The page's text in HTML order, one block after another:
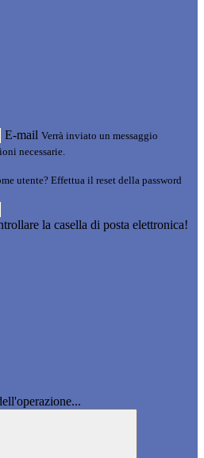
E-mail Verrà inviato un messaggio
necessarie.
utente? Effettua il reset della password
la casella di posta elettronica!